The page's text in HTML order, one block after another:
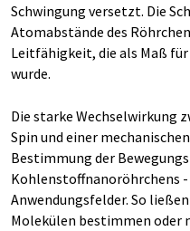
Schwingung versetzt. Die
Atomabstände des
Leitfähigkeit, die als Maß
wurde.
Die starke Wechselwirkung
Spin und einer
Bestimmung der
Kohlenstoffnanoröhrchens
Anwendungsfelder. So
Molekülen bestimmen oder